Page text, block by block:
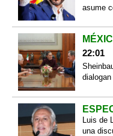
asume
22:01
Luis de
una